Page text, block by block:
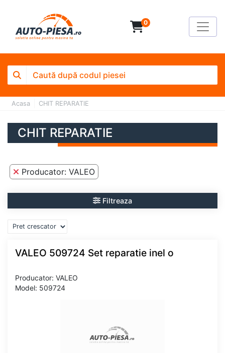
0
Acasa CHIT REPARATIE
CHIT REPARATIE
Producator: VALEO
Filtreaza
VALEO 509724 Set reparatie inel o
Producator: VALEO
Model: 509724